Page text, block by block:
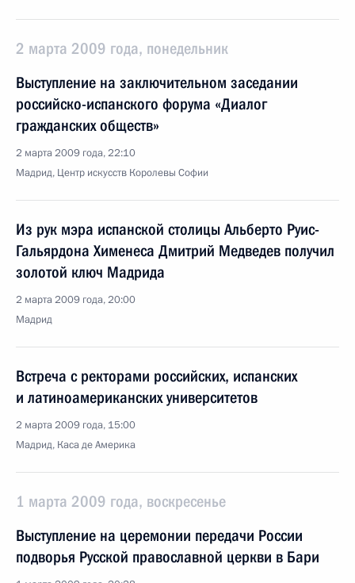
2 марта 2009 года, понедельник
Выступление на заключительном заседании
российско-испанского форума «Диалог
гражданских обществ»
2 марта 2009 года, 22:10
Мадрид, Центр искусств Королевы Софии
Из рук мэра испанской столицы Альберто Руис-
Гальярдона Хименеса Дмитрий Медведев получил
золотой ключ Мадрида
2 марта 2009 года, 20:00
Мадрид
Встреча с ректорами российских, испанских
и латиноамериканских университетов
2 марта 2009 года, 15:00
Мадрид, Каса де Америка
1 марта 2009 года, воскресенье
Выступление на церемонии передачи России
подворья Русской православной церкви в Бари